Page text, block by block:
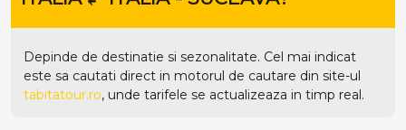
Depinde de destinatie si sezonalitate. Cel mai indicat
este sa cautati direct in motorul de cautare din site-ul
tabitatour.ro, unde tarifele se actualizeaza in timp real.